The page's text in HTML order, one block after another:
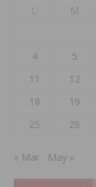
L
M
4
5
11
12
18
19
25
26
« Mar May »